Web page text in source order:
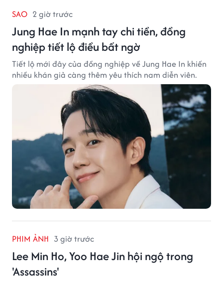
SAO 2 giờ trước
Jung Hae In mạnh tay chi tiền, đồng
nghiệp tiết lộ điều bất ngờ
Tiết lộ mới đây của đồng nghiệp về Jung Hae In khiến
nhiều khán giả càng thêm yêu thích nam diễn viên.
PHIM ẢNH 3 giờ trước
Lee Min Ho, Yoo Hae Jin hội ngộ trong
'Assassins'